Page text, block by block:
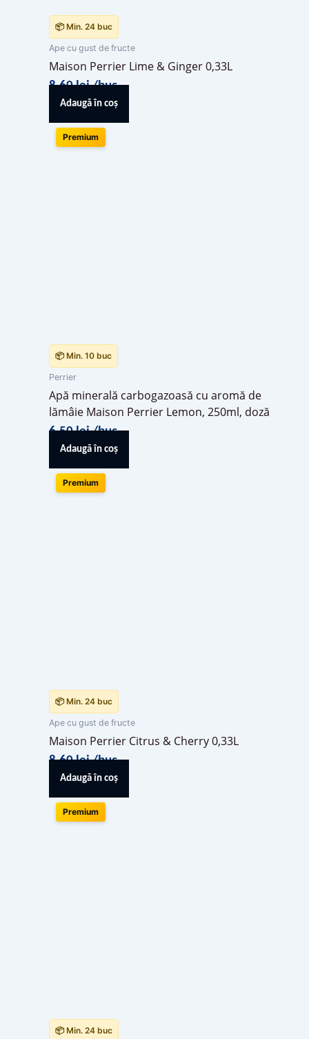
📦 Min. 24 buc
Ape cu gust de fructe
Maison Perrier Lime & Ginger 0,33L
8,60lei/buc
Adaugă în coș
Premium
📦 Min. 10 buc
Perrier
Apă minerală carbogazoasă cu aromă de
lămâie Maison Perrier Lemon, 250ml, doză
6,50lei/buc
Adaugă în coș
Premium
📦 Min. 24 buc
Ape cu gust de fructe
Maison Perrier Citrus & Cherry 0,33L
8,60lei/buc
Adaugă în coș
Premium
📦 Min. 24 buc